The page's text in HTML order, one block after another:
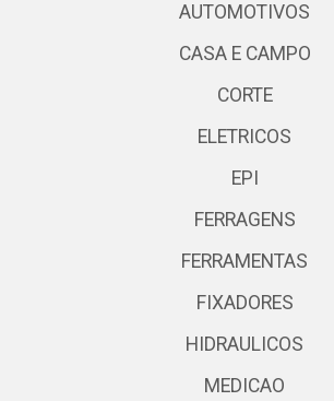
AUTOMOTIVOS
CASA E CAMPO
CORTE
ELETRICOS
EPI
FERRAGENS
FERRAMENTAS
FIXADORES
HIDRAULICOS
MEDICAO